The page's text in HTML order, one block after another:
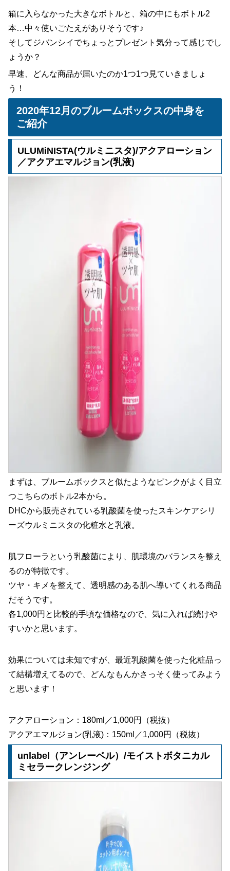
箱に入らなかった大きなボトルと、箱の中にもボトル2
本…中々使いごたえがありそうです♪
そしてジバンシイでちょっとプレゼント気分って感じでし
ょうか？
早速、どんな商品が届いたのか1つ1つ見ていきましょ
う！
2020年12月のブルームボックスの中身を
ご紹介
ULUMiNISTA(ウルミニスタ)/アクアローション
／アクアエマルジョン(乳液)
まずは、ブルームボックスと似たようなピンクがよく目立
つこちらのボトル2本から。
DHCから販売されている乳酸菌を使ったスキンケアシリ
ーズウルミニスタの化粧水と乳液。
肌フローラという乳酸菌により、肌環境のバランスを整え
るのが特徴です。
ツヤ・キメを整えて、透明感のある肌へ導いてくれる商品
だそうです。
各1,000円と比較的手頃な価格なので、気に入れば続けや
すいかと思います。
効果については未知ですが、最近乳酸菌を使った化粧品っ
て結構増えてるので、どんなもんかさっそく使ってみよう
と思います！
アクアローション：180ml／1,000円（税抜）
アクアエマルジョン(乳液)：150ml／1,000円（税抜）
unlabel（アンレーベル）/モイストボタニカル
ミセラークレンジング